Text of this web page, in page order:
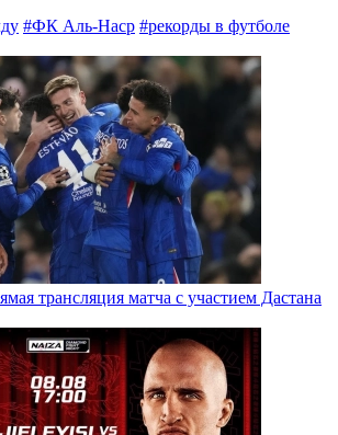
#ФК Аль-Наср #рекорды в футболе
трансляция матча с участием Дастана